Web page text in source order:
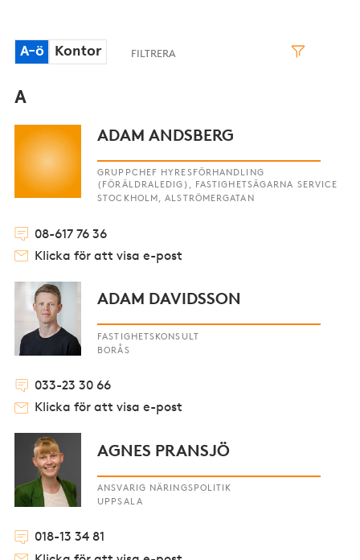
A-ö Kontor
A
ADAM ANDSBERG
GRUPPCHEF HYRESFÖRHANDLING
(FÖRÄLDRALEDIG), FASTIGHETSÄGARNA SERVICE
STOCKHOLM, ALSTRÖMERGATAN
08-617 76 36
Klicka för att visa e-post
ADAM DAVIDSSON
FASTIGHETSKONSULT
BORÅS
033-23 30 66
Klicka för att visa e-post
AGNES PRANSJÖ
ANSVARIG NÄRINGSPOLITIK
UPPSALA
018-13 34 81